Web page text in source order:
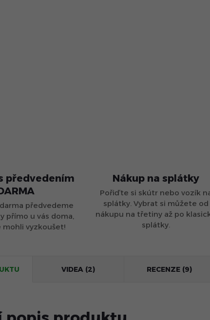
předvedením
předvedeme
přímo u vás doma,
mohli vyzkoušet!
Nákup na splátky
Pořiďte si skútr nebo vozík
splátky. Vybrat si můžete od
nákupu na třetiny až po
splátky.
VIDEA (2) RECENZE (9)